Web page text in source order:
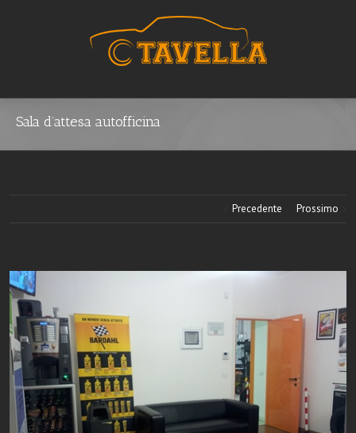
Sala d’attesa autofficina
Precedente Prossimo